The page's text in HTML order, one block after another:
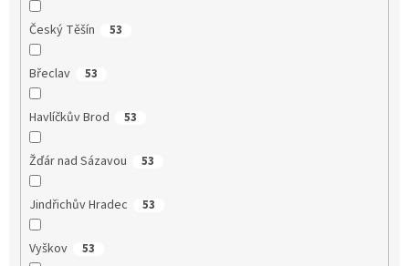
Český Těšín 53
Břeclav 53
Havlíčkův Brod 53
Žďár nad Sázavou 53
Jindřichův Hradec 53
Vyškov 53